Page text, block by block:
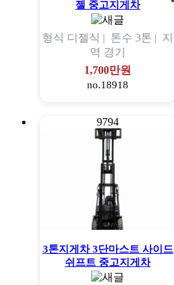
젤 중고지게차
형식 디젤식 | 톤수 3톤 | 지
역 경기
1,700만원
no.18918
9794
3톤지게차 3단마스트 사이드
쉬프트 중고지게차